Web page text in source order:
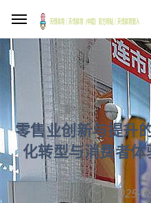
零售业创新与提升
化转型与消费者
2025-